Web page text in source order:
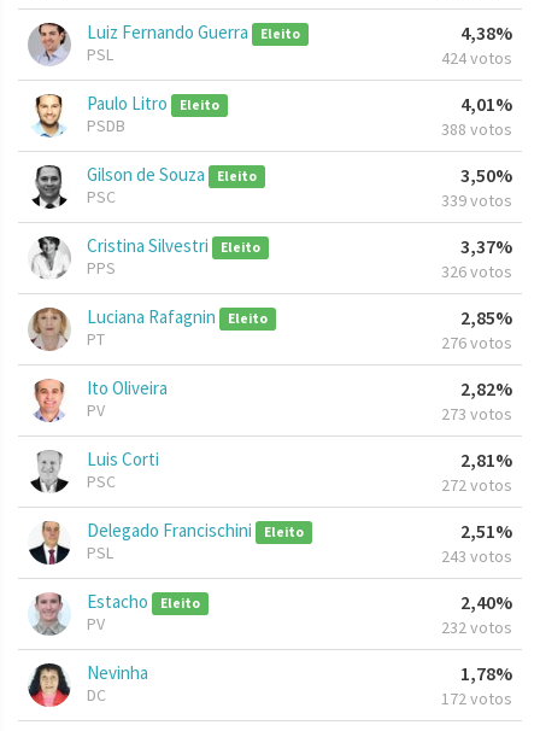
Luiz Fernando Guerra Eleito
PSL
4,38%
424 votos
Paulo Litro Eleito
PSDB
4,01%
388 votos
Gilson de Souza Eleito
PSC
3,50%
339 votos
Cristina Silvestri Eleito
PPS
3,37%
326 votos
Luciana Rafagnin Eleito
PT
2,85%
276 votos
Ito Oliveira
PV
2,82%
273 votos
Luis Corti
PSC
2,81%
272 votos
Delegado Francischini Eleito
PSL
2,51%
243 votos
Estacho Eleito
PV
2,40%
232 votos
Nevinha
DC
1,78%
172 votos